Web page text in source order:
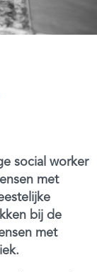
social worker
met
bij de
met